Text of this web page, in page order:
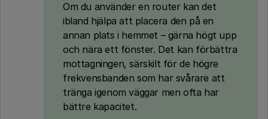
Om du använder en router kan det
ibland hjälpa att placera den på en
annan plats i hemmet – gärna högt upp
och nära ett fönster. Det kan förbättra
mottagningen, särskilt för de högre
frekvensbanden som har svårare att
tränga igenom väggar men ofta har
bättre kapacitet.